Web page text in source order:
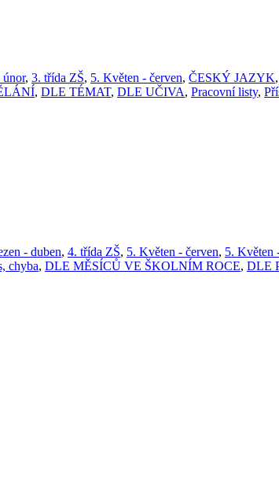
únor, 3. třída ZŠ, 5. Květen - červen, ČESKÝ JAZYK,
, DLE TÉMAT, DLE UČIVA, Pracovní listy,
- duben, 4. třída ZŠ, 5. Květen - červen, 5. Květen
chyba, DLE MĚSÍCŮ VE ŠKOLNÍM ROCE, DLE